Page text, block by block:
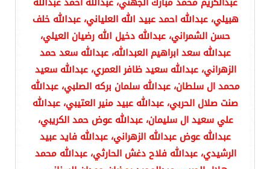
هبيلي، عبدالله احمد عبيد الله العلياني، عبدالله خلف
حسن الشمراني، عبدالله دخيل الله رضيان العيلي،
عبدالله سعد ابراهيم العبدالله، عبدالله سعد حمد
الزهراني، عبدالله سعيد ظافر العمري، عبدالله سعيد
محمد ال سلطان، عبدالله سلمان بركه الصلبي، عبدالله
صنت صلال الحربي، عبدالله عبيد منير العتيبي، عبدالله
علي سعيد ال سليمان، عبدالله عوض حمد الكريبي،
عبدالله عوض عبدالله الزهراني، عبدالله فايد عبيد
الرشيدي، عبدالله فلاح دغش الحارثي، عبدالله محمد